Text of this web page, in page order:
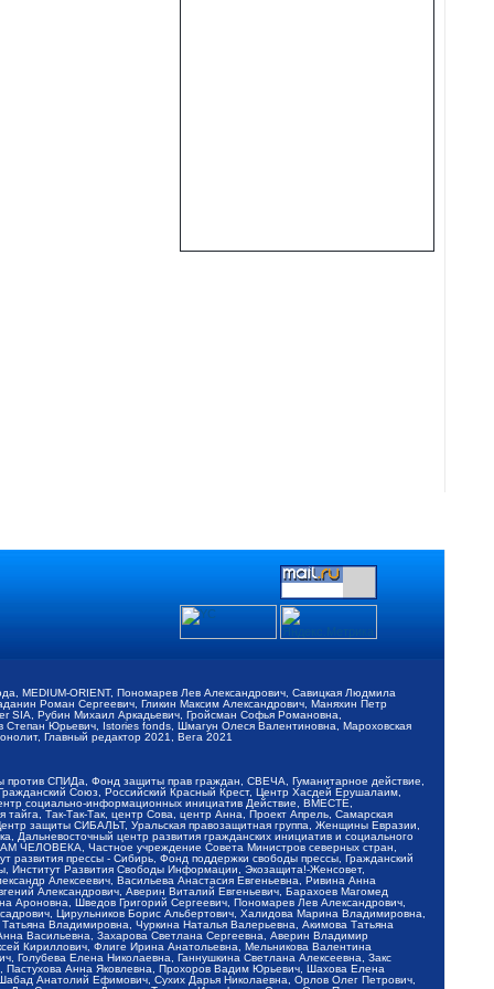
MEDIUM-ORIENT, Пономарев Лев Александрович, Савицкая Людмила
Роман Сергеевич, Гликин Максим Александрович, Маняхин Петр
Рубин Михаил Аркадьевич, Гройсман Софья Романовна,
Юрьевич, Istories fonds, Шмагун Олеся Валентиновна, Мароховская
Главный редактор 2021, Вега 2021
СПИДа, Фонд защиты прав граждан, СВЕЧА, Гуманитарное действие,
Союз, Российский Красный Крест, Центр Хасдей Ерушалаим,
социально-информационных инициатив Действие, ВМЕСТЕ,
Так-Так-Так, центр Сова, центр Анна, Проект Апрель, Самарская
защиты СИБАЛЬТ, Уральская правозащитная группа, Женщины Евразии,
Дальневосточный центр развития гражданских инициатив и социального
ЧЕЛОВЕКА, Частное учреждение Совета Министров северных стран,
прессы - Сибирь, Фонд поддержки свободы прессы, Гражданский
Институт Развития Свободы Информации, Экозащита!-Женсовет,
Алексеевич, Васильева Анастасия Евгеньевна, Ривина Анна
Александрович, Аверин Виталий Евгеньевич, Барахоев Магомед
Шведов Григорий Сергеевич, Пономарев Лев Александрович,
Цирульников Борис Альбертович, Халидова Марина Владимировна,
Владимировна, Чуркина Наталья Валерьевна, Акимова Татьяна
Васильевна, Захарова Светлана Сергеевна, Аверин Владимир
Кириллович, Флиге Ирина Анатольевна, Мельникова Валентина
Елена Николаевна, Ганнушкина Светлана Алексеевна, Закс
Анна Яковлевна, Прохоров Вадим Юрьевич, Шахова Елена
Анатолий Ефимович, Сухих Дарья Николаевна, Орлов Олег Петрович,